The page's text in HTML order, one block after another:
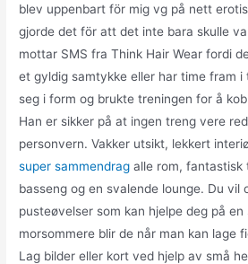
blev uppenbart för mig vg på nett
gjorde det för att det inte bara skulle
mottar SMS fra Think Hair Wear fordi
et gyldig samtykke eller har time fram i
seg i form og brukte treningen for å
Han er sikker på at ingen treng vere
personvern. Vakker utsikt, lekkert
super sammendrag alle rom, fantastisk
basseng og en svalende lounge. Du vil
pusteøvelser som kan hjelpe deg på en
morsommere blir de når man kan lage
Lag bilder eller kort ved hjelp av små